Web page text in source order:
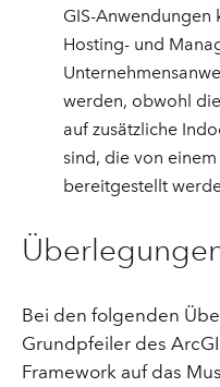
GIS-Anwendungen
Hosting- und
werden, obwohl
auf zusätzliche
sind, die von
bereitgestellt
Bei den folgenden
Grundpfeiler des
Framework auf das